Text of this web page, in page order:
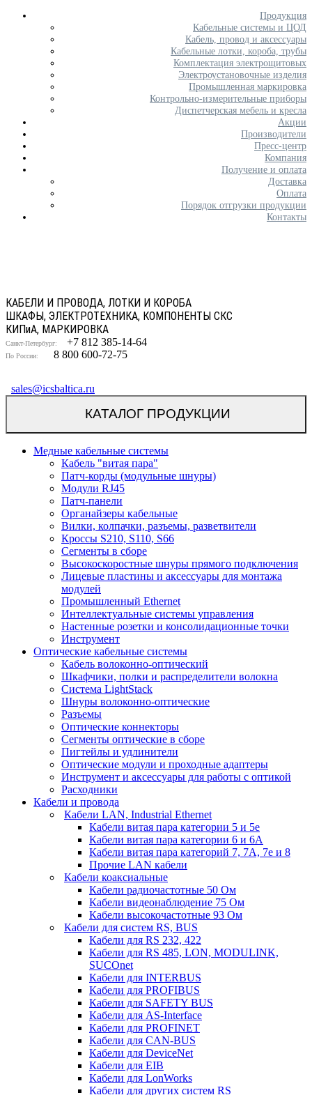
Продукция
Кабельные системы и ЦОД
Кабель, провод и аксессуары
Кабельные лотки, короба, трубы
Комплектация электрощитовых
Электроустановочные изделия
Промышленная маркировка
Контрольно-измерительные приборы
Диспетчерская мебель и кресла
Акции
Производители
Пресс-центр
Компания
Получение и оплата
Доставка
Оплата
Порядок отгрузки продукции
Контакты
КАБЕЛИ И ПРОВОДА, ЛОТКИ И КОРОБА
ШКАФЫ, ЭЛЕКТРОТЕХНИКА, КОМПОНЕНТЫ СКС
КИПиА, МАРКИРОВКА
Санкт-Петербург: +7 812 385-14-64
По России: 8 800 600-72-75
sales@icsbaltica.ru
КАТАЛОГ ПРОДУКЦИИ
Медные кабельные системы
Кабель "витая пара"
Патч-корды (модульные шнуры)
Модули RJ45
Патч-панели
Органайзеры кабельные
Вилки, колпачки, разъемы, разветвители
Кроссы S210, S110, S66
Сегменты в сборе
Высокоскоростные шнуры прямого подключения
Лицевые пластины и аксессуары для монтажа
модулей
Промышленный Ethernet
Интеллектуальные системы управления
Настенные розетки и консолидационные точки
Инструмент
Оптические кабельные системы
Кабель волоконно-оптический
Шкафчики, полки и распределители волокна
Система LightStack
Шнуры волоконно-оптические
Разъемы
Оптические коннекторы
Сегменты оптические в сборе
Пигтейлы и удлинители
Оптические модули и проходные адаптеры
Инструмент и аксессуары для работы с оптикой
Расходники
Кабели и провода
Кабели LAN, Industrial Ethernet
Кабели витая пара категории 5 и 5е
Кабели витая пара категории 6 и 6A
Кабели витая пара категорий 7, 7А, 7е и 8
Прочие LAN кабели
Кабели коаксиальные
Кабели радиочастотные 50 Ом
Кабели видеонаблюдение 75 Ом
Кабели высокочастотные 93 Ом
Кабели для систем RS, BUS
Кабели для RS 232, 422
Кабели для RS 485, LON, MODULINK,
SUCOnet
Кабели для INTERBUS
Кабели для PROFIBUS
Кабели для SAFETY BUS
Кабели для AS-Interface
Кабели для PROFINET
Кабели для CAN-BUS
Кабели для DeviceNet
Кабели для EIB
Кабели для LonWorks
Кабели для других систем RS